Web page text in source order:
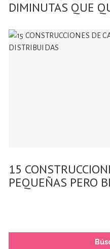
DIMINUTAS QUE
15
PEQUEÑAS PERO